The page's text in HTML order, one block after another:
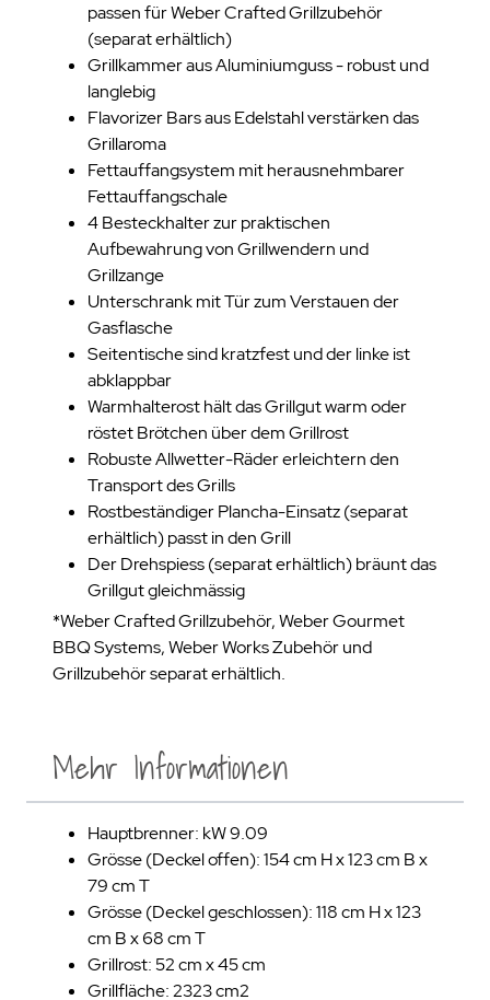
passen für Weber Crafted Grillzubehör
(separat erhältlich)
Grillkammer aus Aluminiumguss - robust und
langlebig
Flavorizer Bars aus Edelstahl verstärken das
Grillaroma
Fettauffangsystem mit herausnehmbarer
Fettauffangschale
4 Besteckhalter zur praktischen
Aufbewahrung von Grillwendern und
Grillzange
Unterschrank mit Tür zum Verstauen der
Gasflasche
Seitentische sind kratzfest und der linke ist
abklappbar
Warmhalterost hält das Grillgut warm oder
röstet Brötchen über dem Grillrost
Robuste Allwetter-Räder erleichtern den
Transport des Grills
Rostbeständiger Plancha-Einsatz (separat
erhältlich) passt in den Grill
Der Drehspiess (separat erhältlich) bräunt das
Grillgut gleichmässig
*Weber Crafted Grillzubehör, Weber Gourmet
BBQ Systems, Weber Works Zubehör und
Grillzubehör separat erhältlich.
Mehr Informationen
Hauptbrenner: kW 9.09
Grösse (Deckel offen): 154 cm H x 123 cm B x
79 cm T
Grösse (Deckel geschlossen): 118 cm H x 123
cm B x 68 cm T
Grillrost: 52 cm x 45 cm
Grillfläche: 2323 cm2